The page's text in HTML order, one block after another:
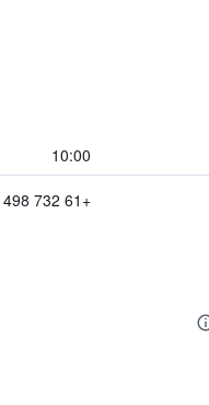
10:00
+61 732 498 400